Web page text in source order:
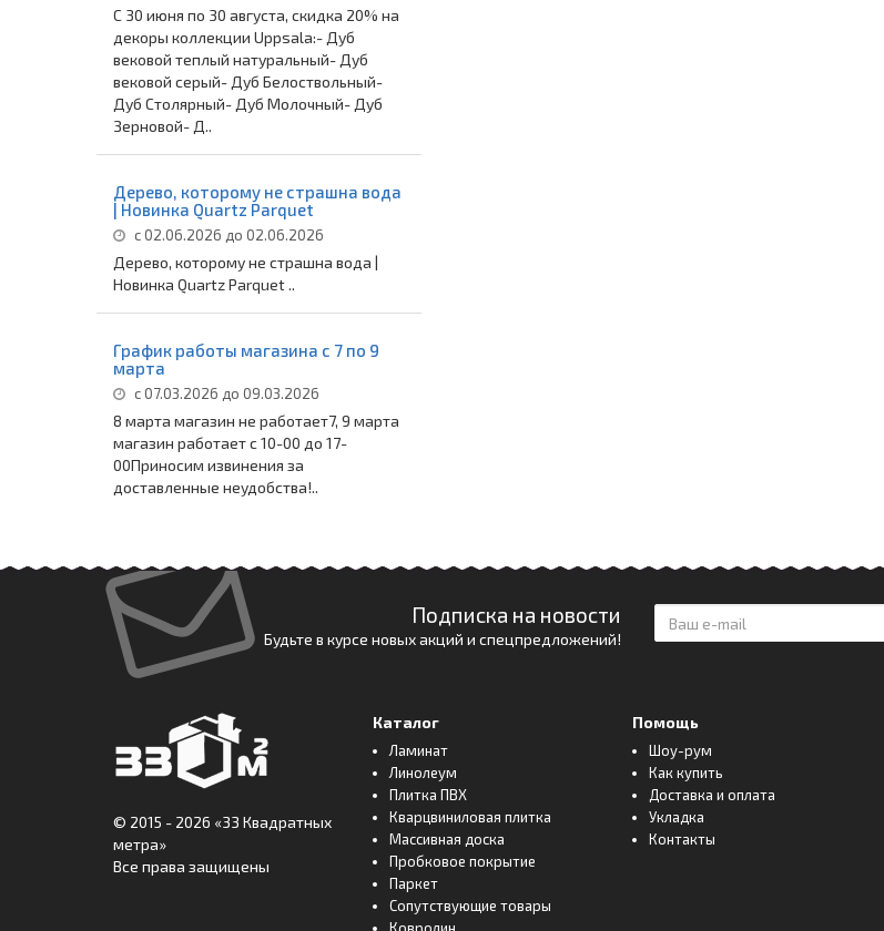
С 30 июня по 30 августа, скидка 20% на
декоры коллекции Uppsala:- Дуб
вековой теплый натуральный- Дуб
вековой серый- Дуб Белоствольный-
Дуб Столярный- Дуб Молочный- Дуб
Зерновой- Д..
Дерево, которому не страшна вода
| Новинка Quartz Parquet
с 02.06.2026 до 02.06.2026
Дерево, которому не страшна вода |
Новинка Quartz Parquet ..
График работы магазина с 7 по 9
марта
с 07.03.2026 до 09.03.2026
8 марта магазин не работает7, 9 марта
магазин работает с 10-00 до 17-
00Приносим извинения за
доставленные неудобства!..
Подписка на новости
Будьте в курсе новых акций и спецпредложений!
© 2015 - 2026 «33 Квадратных
метра»
Все права защищены
Каталог
Ламинат
Линолеум
Плитка ПВХ
Кварцвиниловая плитка
Массивная доска
Пробковое покрытие
Паркет
Сопутствующие товары
Помощь
Шоу-рум
Как купить
Доставка и оплата
Укладка
Контакты